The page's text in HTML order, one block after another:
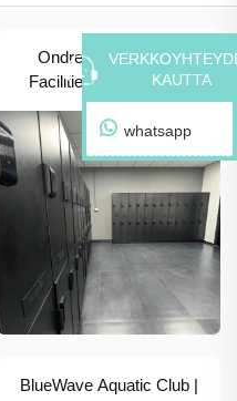
Ondrej Commercial
Facilities | Yhdysvallat
BlueWave Aquatic Club |
KAUTTA
whatsapp